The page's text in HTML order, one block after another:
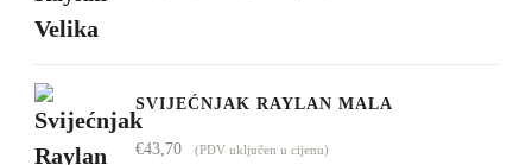
SVIJEĆNJAK RAYLAN MALA
€43,70 (PDV uključen u cijenu)